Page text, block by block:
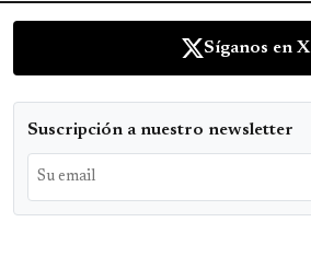
Síganos en X
Suscripción a nuestro newsletter